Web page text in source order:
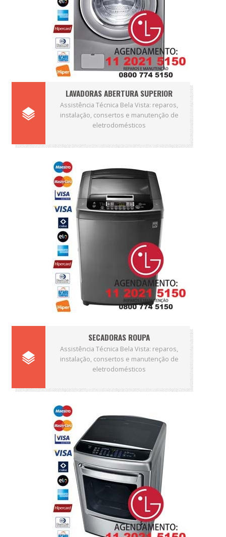
LAVADORAS ABERTURA SUPERIOR
Assistência Técnica Bela Vista: reparos,
instalação, consertos e manutenção de
eletrodomésticos
SECADORAS ROUPA
Assistência Técnica Bela Vista: reparos,
instalação, consertos e manutenção de
eletrodomésticos